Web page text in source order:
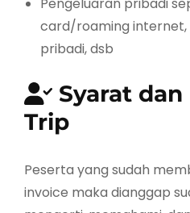
Pengeluaran pribadi
card/roaming
pribadi, dsb
Syarat
Trip
Peserta yang sudah
invoice maka dianggap